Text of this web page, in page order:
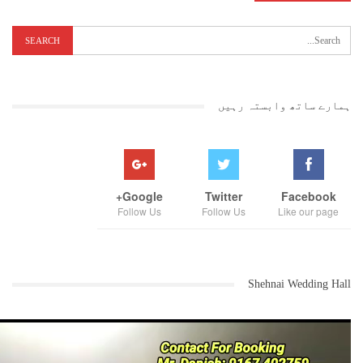
سیٹیلائیٹ کے ذریعے ملنے والی اطلاعات کو اہمیت دی ہے ۔ جہاں موبائل کے
سگنل نہیں ہیں ، وہاں پر سیٹیلائٹ کو خشک سالی کے سگنل کیسے ملیں گے ؟
پانچویں دن اکوٹ پہونچا جہاں ایک عظیم الشان جلسے کا انعقاد کیا گیا ۔
ہمارے ساتھ وابستہ رہیں
Facebook
Like our page
Twitter
Follow Us
Google+
Follow Us
Shehnai Wedding Hall